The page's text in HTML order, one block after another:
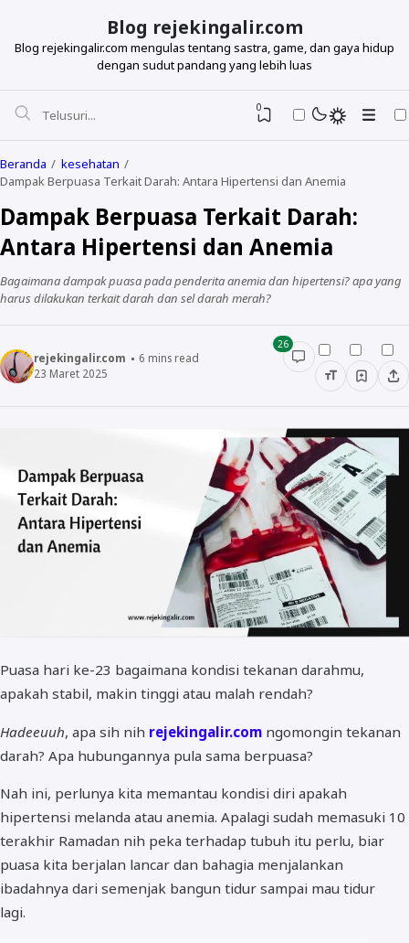
Blog rejekingalir.com
Blog rejekingalir.com mengulas tentang sastra, game, dan gaya hidup
dengan sudut pandang yang lebih luas
0
Beranda
kesehatan
Dampak Berpuasa Terkait Darah: Antara Hipertensi dan Anemia
Dampak Berpuasa Terkait Darah:
Antara Hipertensi dan Anemia
Bagaimana dampak puasa pada penderita anemia dan hipertensi? apa yang
harus dilakukan terkait darah dan sel darah merah?
rejekingalir.com 6 mins read
23 Maret 2025
26
Puasa hari ke-23 bagaimana kondisi tekanan darahmu,
apakah stabil, makin tinggi atau malah rendah?
Hadeeuuh, apa sih nih rejekingalir.com ngomongin tekanan
darah? Apa hubungannya pula sama berpuasa?
Nah ini, perlunya kita memantau kondisi diri apakah
hipertensi melanda atau anemia. Apalagi sudah memasuki 10
terakhir Ramadan nih peka terhadap tubuh itu perlu, biar
puasa kita berjalan lancar dan bahagia menjalankan
ibadahnya dari semenjak bangun tidur sampai mau tidur
lagi.